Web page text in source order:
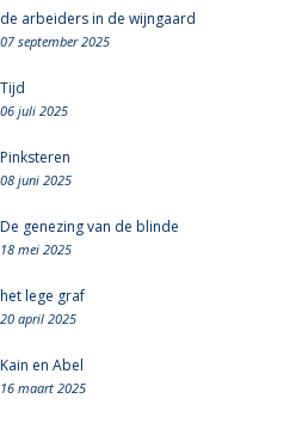
de arbeiders in de wijngaard
07 september 2025
Tijd
06 juli 2025
Pinksteren
08 juni 2025
De genezing van de blinde
18 mei 2025
het lege graf
20 april 2025
Kain en Abel
16 maart 2025